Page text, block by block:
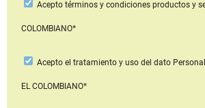
Aceptotérminos y condiciones productos y
COLOMBIANO*
Acepto el tratamiento y uso del dato Personal
EL COLOMBIANO*